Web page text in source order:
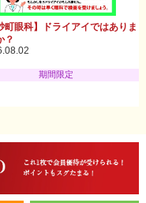
町眼科】ドライアイではありま
？
期間限定